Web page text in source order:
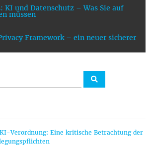
KI und Datenschutz – Was Sie auf
müssen
Framework – ein neuer sicherer
S
Verordnung: Eine kritische Betrachtung der